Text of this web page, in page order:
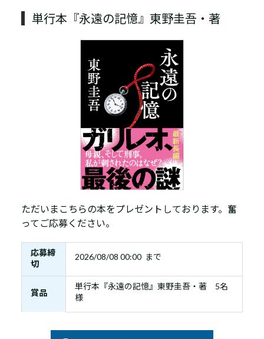
単行本『永遠の記憶』東野圭吾・著
ただいまこちらの本をプレゼントしております。奮
ってご応募ください。
応募締
切
2026/08/08 00:00 まで
賞品
単行本『永遠の記憶』東野圭吾・著 5名
様